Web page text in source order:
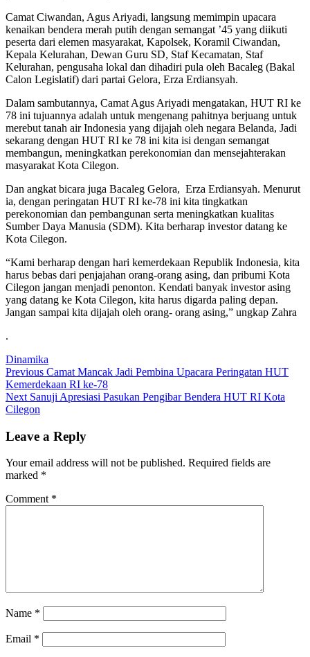
Camat Ciwandan, Agus Ariyadi, langsung memimpin upacara
kenaikan bendera merah putih dengan semangat ’45 yang diikuti
peserta dari elemen masyarakat, Kapolsek, Koramil Ciwandan,
Kepala Kelurahan, Dewan Guru SD, Staf Kecamatan, Staf
Kelurahan, pengusaha lokal dan dihadiri pula oleh Bacaleg (Bakal
Calon Legislatif) dari partai Gelora, Erza Erdiansyah.
Dalam sambutannya, Camat Agus Ariyadi mengatakan, HUT RI ke
78 ini tujuannya adalah untuk mengenang pahitnya berjuang untuk
merebut tanah air Indonesia yang dijajah oleh negara Belanda, Jadi
sekarang dengan HUT RI ke 78 ini kita isi dengan semangat
membangun, meningkatkan perekonomian dan mensejahterakan
masyarakat Kota Cilegon.
Dan angkat bicara juga Bacaleg Gelora, Erza Erdiansyah. Menurut
ia, dengan peringatan HUT RI ke-78 ini kita tingkatkan
perekonomian dan pembangunan serta meningkatkan kualitas
Sumber Daya Manusia (SDM). Kita berharap investor datang ke
Kota Cilegon.
“Kami berharap dengan hari kemerdekaan Republik Indonesia, kita
harus bebas dari penjajahan orang-orang asing, dan pribumi Kota
Cilegon jangan menjadi penonton. Kendati banyak investor asing
yang datang ke Kota Cilegon, kita harus digarda paling depan.
Jangan sampai kita dijajah oleh orang- orang asing,” ungkap Zahra
.
Dinamika
Post
navigation
Previous Previous
post:
Camat Mancak Jadi Pembina Upacara Peringatan HUT
Kemerdekaan RI ke-78
Next Next
post:
Sanuji Apresiasi Pasukan Pengibar Bendera HUT RI Kota
Cilegon
Leave a Reply
Your email address will not be published. Required fields are
marked *
Comment *
Name *
Email *